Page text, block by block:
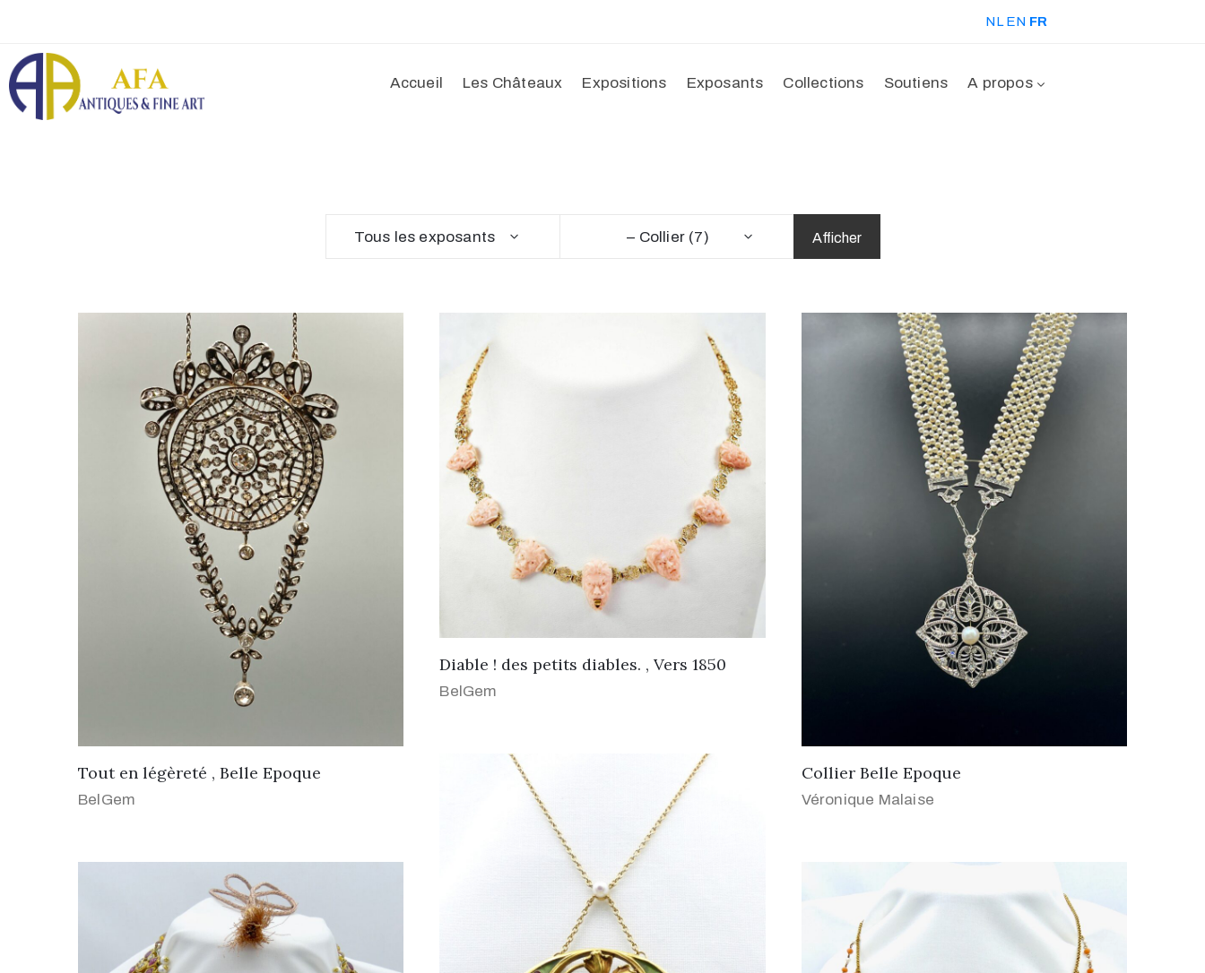
NL EN FR
Accueil Les Châteaux Expositions Exposants Collections Soutiens A propos
Tous les exposants – Collier (7)
Tout en légèreté , Belle Epoque
BelGem
Diable ! des petits diables. , Vers 1850
BelGem
Collier Belle Epoque
Véronique Malaise